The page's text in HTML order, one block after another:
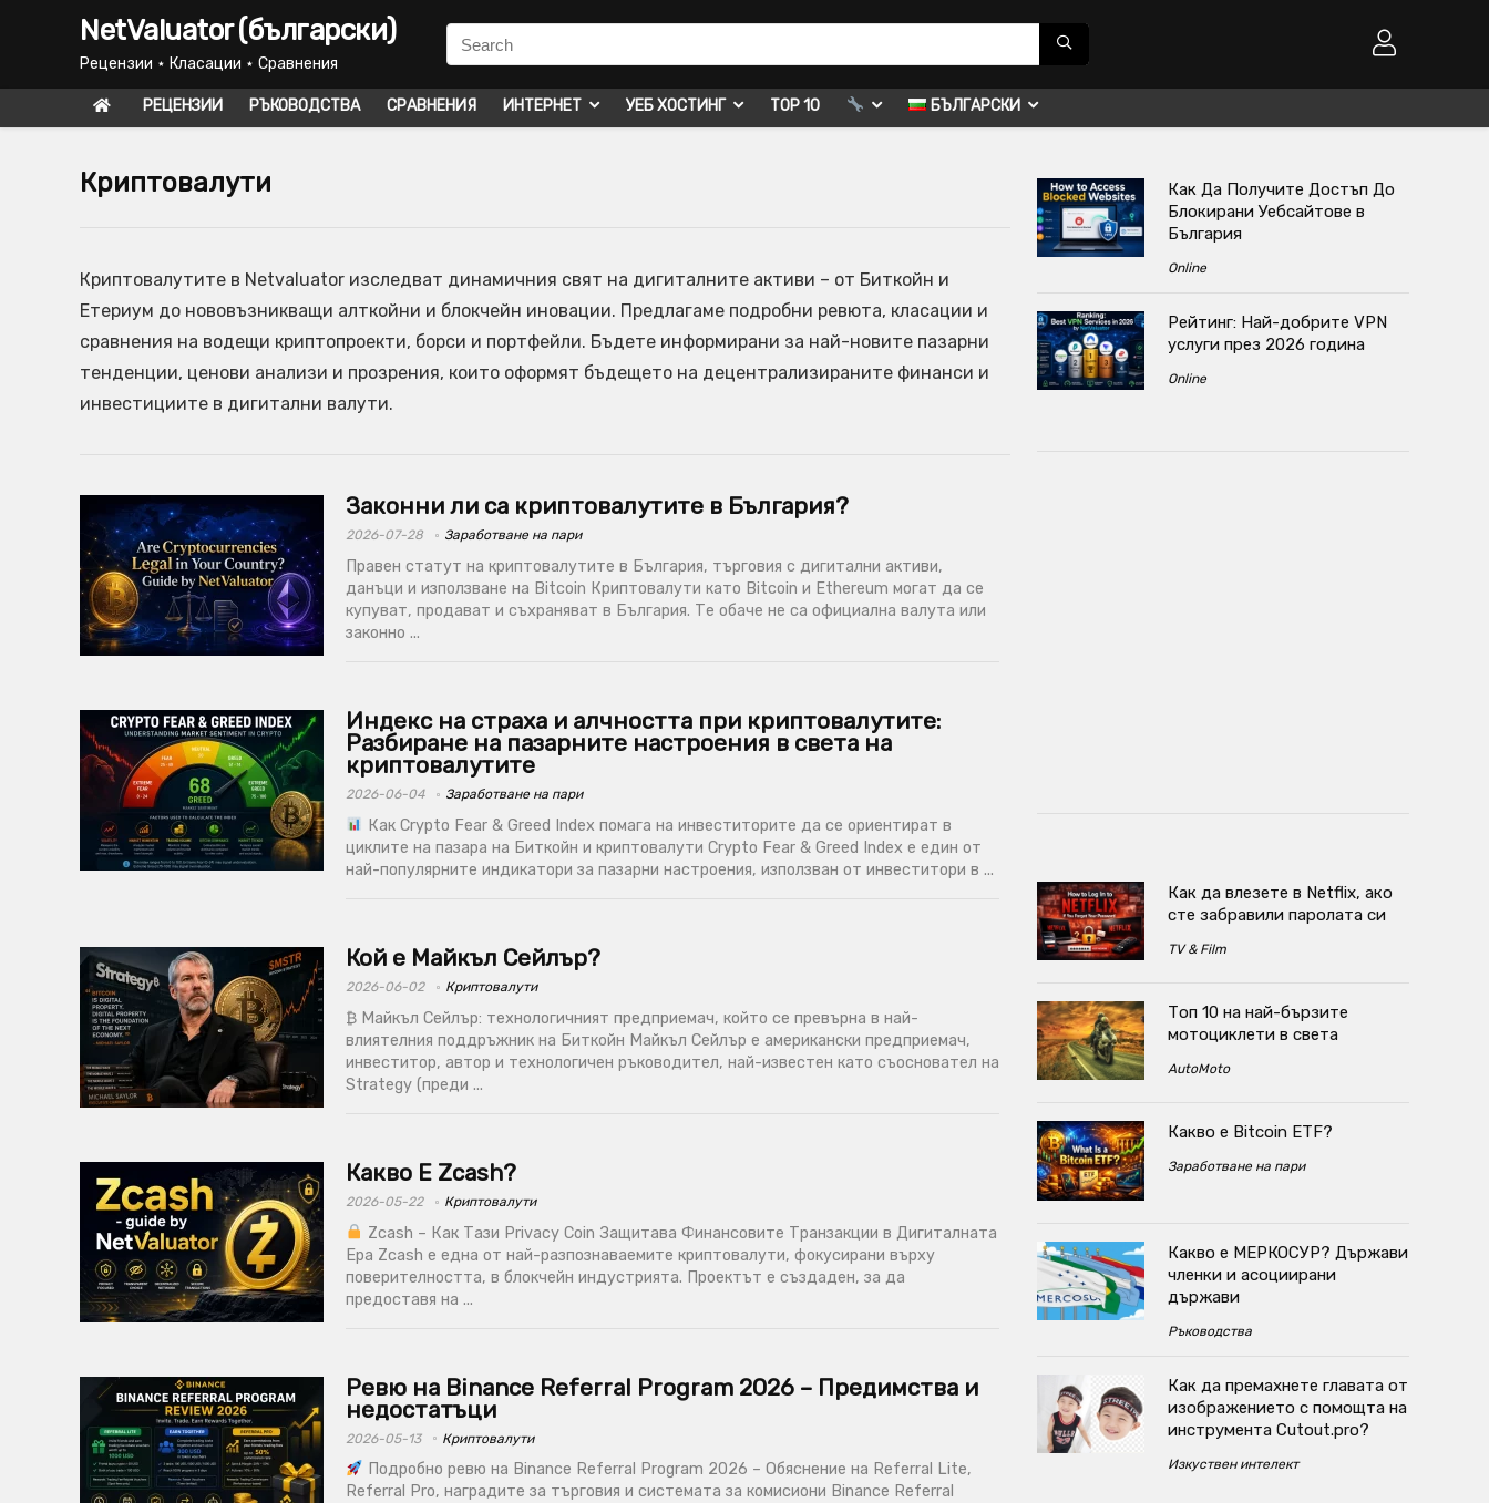
NetValuator (български)
Рецензии ⋆ Класации ⋆ Сравнения
РЕЦЕНЗИИ РЪКОВОДСТВА СРАВНЕНИЯ ИНТЕРНЕТ УЕБ ХОСТИНГ TOP 10 БЪЛГАРСКИ
Криптовалути
Криптовалутите в Netvaluator изследват динамичния свят на дигиталните активи – от Биткойн и
Етериум до нововъзникващи алткойни и блокчейн иновации. Предлагаме подробни ревюта, класации и
сравнения на водещи криптопроекти, борси и портфейли. Бъдете информирани за най-новите пазарни
тенденции, ценови анализи и прозрения, които оформят бъдещето на децентрализираните финанси и
инвестициите в дигитални валути.
Законни ли са криптовалутите в България?
2026-07-28 Заработване на пари
Правен статут на криптовалутите в България, търговия с дигитални активи,
данъци и използване на Bitcoin Криптовалути като Bitcoin и Ethereum могат да се
купуват, продават и съхраняват в България. Те обаче не са официална валута или
законно ...
Индекс на страха и алчността при криптовалутите:
Разбиране на пазарните настроения в света на
криптовалутите
2026-06-04 Заработване на пари
Как Crypto Fear & Greed Index помага на инвеститорите да се ориентират в
циклите на пазара на Биткойн и криптовалути Crypto Fear & Greed Index е един от
най-популярните индикатори за пазарни настроения, използван от инвеститори в ...
Кой е Майкъл Сейлър?
2026-06-02 Криптовалути
₿ Майкъл Сейлър: технологичният предприемач, който се превърна в най-
влиятелния поддръжник на Биткойн Майкъл Сейлър е американски предприемач,
инвеститор, автор и технологичен ръководител, най-известен като съосновател на
Strategy (преди ...
Какво Е Zcash?
2026-05-22 Криптовалути
Zcash – Как Тази Privacy Coin Защитава Финансовите Транзакции в Дигиталната
Ера Zcash е една от най-разпознаваемите криптовалути, фокусирани върху
поверителността, в блокчейн индустрията. Проектът е създаден, за да
предоставя на ...
Ревю на Binance Referral Program 2026 – Предимства и
недостатъци
2026-05-13 Криптовалути
Подробно ревю на Binance Referral Program 2026 – Обяснение на Referral Lite,
Referral Pro, наградите за търговия и системата за комисиони Binance Referral
Как Да Получите Достъп До
Блокирани Уебсайтове в
България
Online
Рейтинг: Най-добрите VPN
услуги през 2026 година
Online
Как да влезете в Netflix, ако
сте забравили паролата си
TV & Film
Топ 10 на най-бързите
мотоциклети в света
AutoMoto
Какво е Bitcoin ETF?
Заработване на пари
Какво е МЕРКОСУР? Държави
членки и асоциирани
държави
Ръководства
Как да премахнете главата от
изображението с помощта на
инструмента Cutout.pro?
Изкуствен интелект